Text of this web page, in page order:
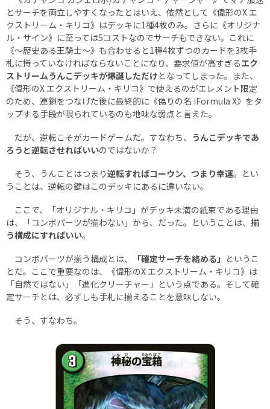
とサーチを両立しやすくなったとはいえ、依然として《偉形のX エ
クストリーム・キリコ》はデッキに1種4枚のみ。さらに《オリジナ
ル・サイン》に至っては5コストなのでサーチもできない。これに
《～歴史ある王騎士～》も合わせると1種4枚ずつのカードを3枚手
札に持っていなければならないことになり、要求値が高すぎるエク
ストリームうんこデッキが爆誕しただけ となってしまった。また、
《偉形のX エクストリーム・キリコ》で使えるのがエレメント限定
のため、連鎖をつなげた後に最終的に《偽りの名 iFormula X》をタ
ップする手段が限られているのも地味な弱点と言えた。
だが、逆転こそがカードゲームだ。すなわち、 うんこデッキであ
ろうと逆転させればいいのではないか？
そう、うんことはつまり逆転すればコーウン、つまり幸運。とい
うことは、逆転の鍵はこのデッキにあるに違いない。
ここで、「オリジナル・キリコ」がデッキ未満の紙束である理由
は、「コンボパーツが揃わない」から、だった。ということは、 揃
う構成にすればいい。
コンボパーツが揃う構成とは、
「確定サーチを絡める」 というこ
とだ。ここで重要なのは、《偉形のX エクストリーム・キリコ》は
「自然ではない」「進化クリーチャー」という点である。そして確
定サーチとは、必ずしも手札に揃えることを意味しない。
そう、すなわち。